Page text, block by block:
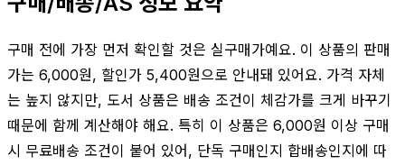
구매 전에 가장 먼저 확인할 것은 실구매가예요. 이 상품의 판매
가는 6,000원, 할인가 5,400원으로 안내돼 있어요. 가격 자체
는 높지 않지만, 도서 상품은 배송 조건이 체감가를 크게 바꾸기
때문에 함께 계산해야 해요. 특히 이 상품은 6,000원 이상 구매
시 무료배송 조건이 붙어 있어, 단독 구매인지 합배송인지에 따